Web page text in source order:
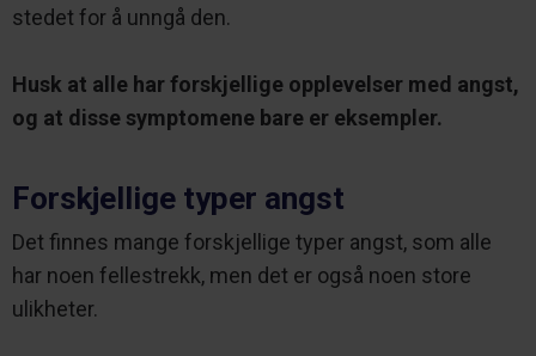
stedet for å unngå den.
Husk at alle har forskjellige opplevelser med angst,
og at disse symptomene bare er eksempler.
Forskjellige typer angst
Det finnes mange forskjellige typer angst, som alle
har noen fellestrekk, men det er også noen store
ulikheter.